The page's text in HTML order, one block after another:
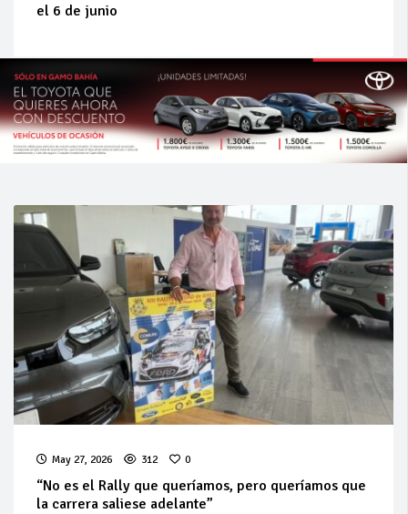
el 6 de junio
May 27, 2026 312 0
“No es el Rally que queríamos, pero queríamos que
la carrera saliese adelante”